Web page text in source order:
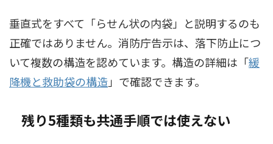
垂直式をすべて「らせん状の内袋」と説明するのも
正確ではありません。消防庁告示は、落下防止につ
いて複数の構造を認めています。構造の詳細は「緩
降機と救助袋の構造」で確認できます。
残り5種類も共通手順では使えない